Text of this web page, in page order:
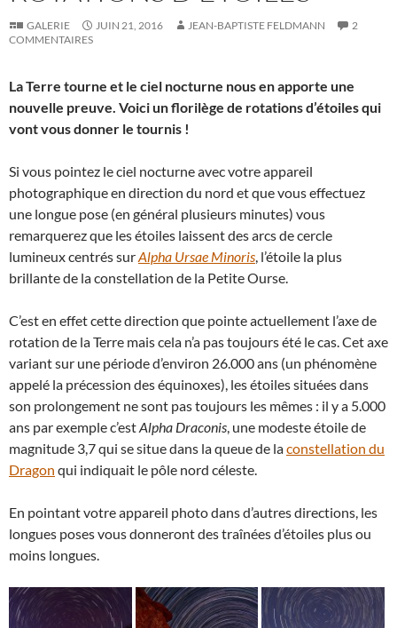
GALERIE JUIN 21, 2016 JEAN-BAPTISTE FELDMANN
2
COMMENTAIRES
La Terre tourne et le ciel nocturne nous en apporte une
nouvelle preuve. Voici un florilège de rotations d’étoiles qui
vont vous donner le tournis !
Si vous pointez le ciel nocturne avec votre appareil
photographique en direction du nord et que vous effectuez
une longue pose (en général plusieurs minutes) vous
remarquerez que les étoiles laissent des arcs de cercle
lumineux centrés surAlpha Ursae Minoris, l’étoile la plus
brillante de la constellation de la Petite Ourse.
C’est en effet cette direction que pointe actuellement l’axe de
rotation de la Terre mais cela n’a pas toujours été le cas. Cet axe
variant sur une période d’environ 26.000 ans (un phénomène
appelé la précession des équinoxes), les étoiles situées dans
son prolongement ne sont pas toujours les mêmes : il y a 5.000
ans par exemple c’estAlpha Draconis, une modeste étoile de
magnitude 3,7 qui se situe dans la queue de laconstellation du
Dragon qui indiquait le pôle nord céleste.
En pointant votre appareil photo dans d’autres directions, les
longues poses vous donneront des traînées d’étoiles plus ou
moins longues.